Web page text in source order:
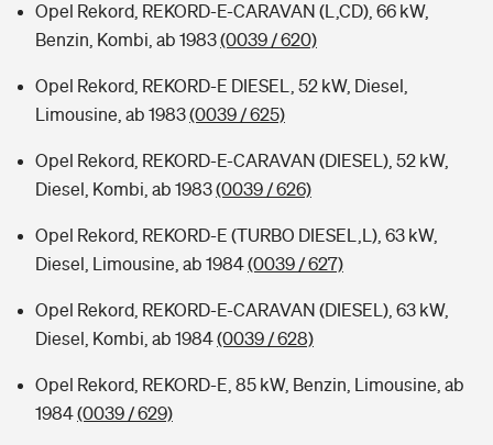
Opel Rekord, REKORD-E-CARAVAN (L,CD), 66 kW,
Benzin, Kombi, ab 1983(0039 / 620)
Opel Rekord, REKORD-E DIESEL, 52 kW, Diesel,
Limousine, ab 1983(0039 / 625)
Opel Rekord, REKORD-E-CARAVAN (DIESEL), 52 kW,
Diesel, Kombi, ab 1983(0039 / 626)
Opel Rekord, REKORD-E (TURBO DIESEL,L), 63 kW,
Diesel, Limousine, ab 1984(0039 / 627)
Opel Rekord, REKORD-E-CARAVAN (DIESEL), 63 kW,
Diesel, Kombi, ab 1984(0039 / 628)
Opel Rekord, REKORD-E, 85 kW, Benzin, Limousine, ab
1984(0039 / 629)